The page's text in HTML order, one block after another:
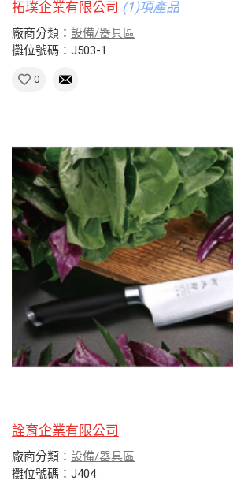
拓璞企業有限公司 (1)項產品
廠商分類： 設備/器具區
攤位號碼：J503-1
0
詮育企業有限公司
廠商分類： 設備/器具區
攤位號碼：J404